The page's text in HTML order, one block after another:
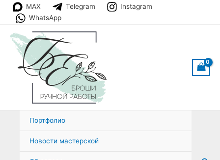
Перейти
содержимому
MAX Telegram
Instagram
WhatsApp
Портфолио
Новости мастерской